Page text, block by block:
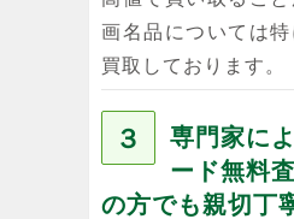
画名品については
買取しております。
３
専門家に
ード無料
の方でも親切丁